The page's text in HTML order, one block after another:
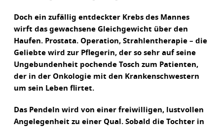
Doch ein zufällig entdeckter Krebs des Mannes
wirft das gewachsene Gleichgewicht über den
Haufen. Prostata. Operation, Strahlentherapie – die
Geliebte wird zur Pflegerin, der so sehr auf seine
Ungebundenheit pochende Tosch zum Patienten,
der in der Onkologie mit den Krankenschwestern
um sein Leben flirtet.
Das Pendeln wird von einer freiwilligen, lustvollen
Angelegenheit zu einer Qual. Sobald die Tochter in